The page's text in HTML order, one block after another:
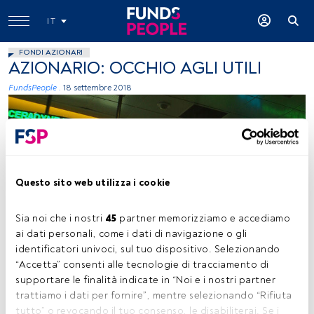
Questo sito web utilizza i cookie
Sia noi che i nostri 45 partner memorizziamo e accediamo
ai dati personali, come i dati di navigazione o gli
identificatori univoci, sul tuo dispositivo. Selezionando
“Accetta” consenti alle tecnologie di tracciamento di
supportare le finalità indicate in “Noi e i nostri partner
trattiamo i dati per fornire”, mentre selezionando “Rifiuta
tutto” o revocando il tuo consenso, le disabiliterai. Se i
IT
FONDI AZIONARI
AZIONARIO: OCCHIO AGLI UTILI
FundsPeople . 18 settembre 2018
Francisco Gonzalez, Flickr, creative commons
Tempo di lettura: 3 min.
l trend rialzista dei mercati azionari globali continua da